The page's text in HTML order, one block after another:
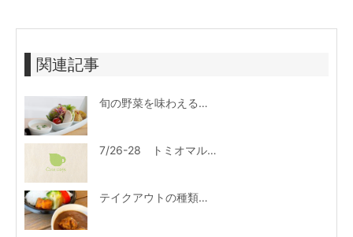
関連記事
旬の野菜を味わえるランチサラダはちょっとリッチな3種プレート♪
7/26-28 トミオマルシェ期間中の駐車場ご利用・モーニングのお知らせ
テイクアウトの種類が増えました！